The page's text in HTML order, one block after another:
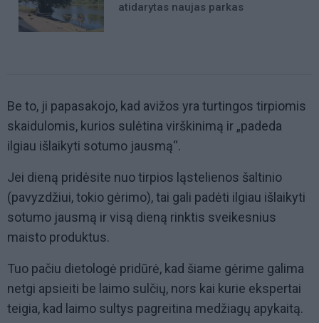
atidarytas naujas parkas
Be to, ji papasakojo, kad avižos yra turtingos tirpiomis
skaidulomis, kurios sulėtina virškinimą ir „padeda
ilgiau išlaikyti sotumo jausmą“.
Jei dieną pridėsite nuo tirpios ląstelienos šaltinio
(pavyzdžiui, tokio gėrimo), tai gali padėti ilgiau išlaikyti
sotumo jausmą ir visą dieną rinktis sveikesnius
maisto produktus.
Tuo pačiu dietologė pridūrė, kad šiame gėrime galima
netgi apsieiti be laimo sulčių, nors kai kurie ekspertai
teigia, kad laimo sultys pagreitina medžiagų apykaitą.